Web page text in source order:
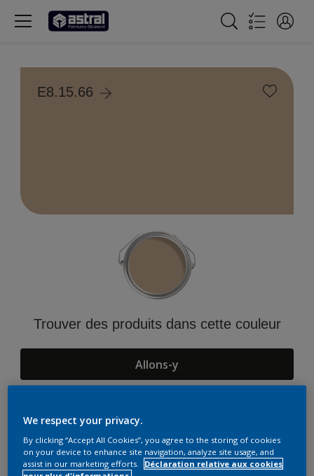
E8.15.66
Trouver des produits dans cette couleur
Allons-y
Suggestions d'Harmonies
We respect your privacy.
By clicking “Accept All Cookies”, you agree to the storing of cookies
on your device to enhance site navigation, analyze site usage, and
assist in our marketing efforts.
Déclaration relative aux cookies